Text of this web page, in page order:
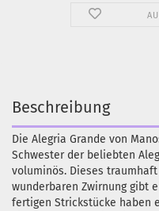
Beschreibung
Die Alegria Grande von
Schwester der beliebten
voluminös. Dieses
wunderbaren Zwirnung gibt
fertigen Strickstücke haben